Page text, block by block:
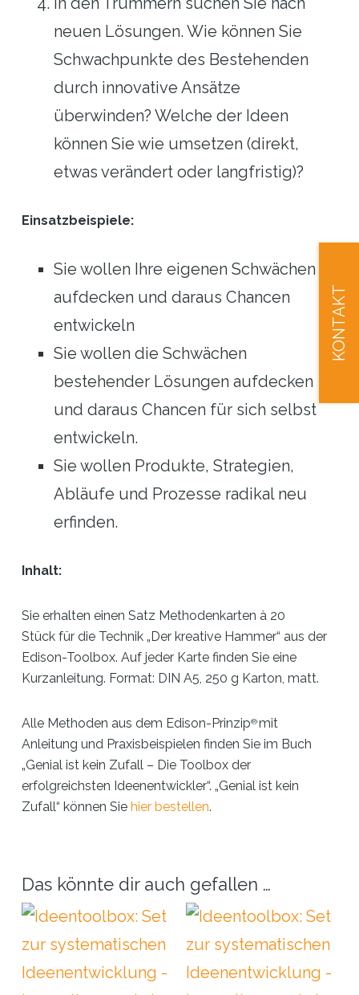
KONTAKT
neuen Lösungen. Wie können Sie
Schwachpunkte des Bestehenden
durch innovative Ansätze
überwinden? Welche der Ideen
können Sie wie umsetzen (direkt,
etwas verändert oder langfristig)?
Einsatzbeispiele:
Sie wollen Ihre eigenen Schwächen
aufdecken und daraus Chancen
entwickeln
Sie wollen die Schwächen
bestehender Lösungen aufdecken
und daraus Chancen für sich selbst
entwickeln.
Sie wollen Produkte, Strategien,
Abläufe und Prozesse radikal neu
erfinden.
Inhalt:
Sie erhalten einen Satz Methodenkarten à 20
Stück für die Technik „Der kreative Hammer“ aus der
Edison-Toolbox. Auf jeder Karte finden Sie eine
Kurzanleitung. Format: DIN A5, 250 g Karton, matt.
Alle Methoden aus dem Edison-Prinzip®mit
Anleitung und Praxisbeispielen finden Sie im Buch
„Genial ist kein Zufall – Die Toolbox der
erfolgreichsten Ideenentwickler“. „Genial ist kein
Zufall“ können Sie hier bestellen.
Das könnte dir auch gefallen …